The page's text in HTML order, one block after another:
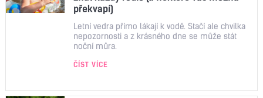
překvapí)
Letní vedra přímo lákají k vodě. Stačí ale chvilka
nepozornosti a z krásného dne se může stát
noční můra.
ČÍST VÍCE